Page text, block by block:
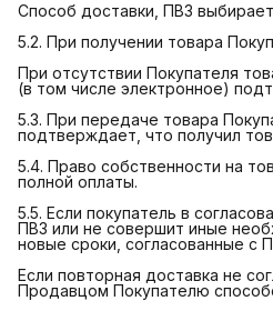
Способ доставки, ПВЗ
5.2. При получении товара
При отсутствии Покупателя
(в том числе электронное)
5.3. При передаче товара
подтверждает, что получил
5.4. Право собственности на
полной оплаты.
5.5. Если покупатель в
ПВЗ или не совершит иные
новые сроки, согласованные с
Если повторная доставка не
Продавцом Покупателю